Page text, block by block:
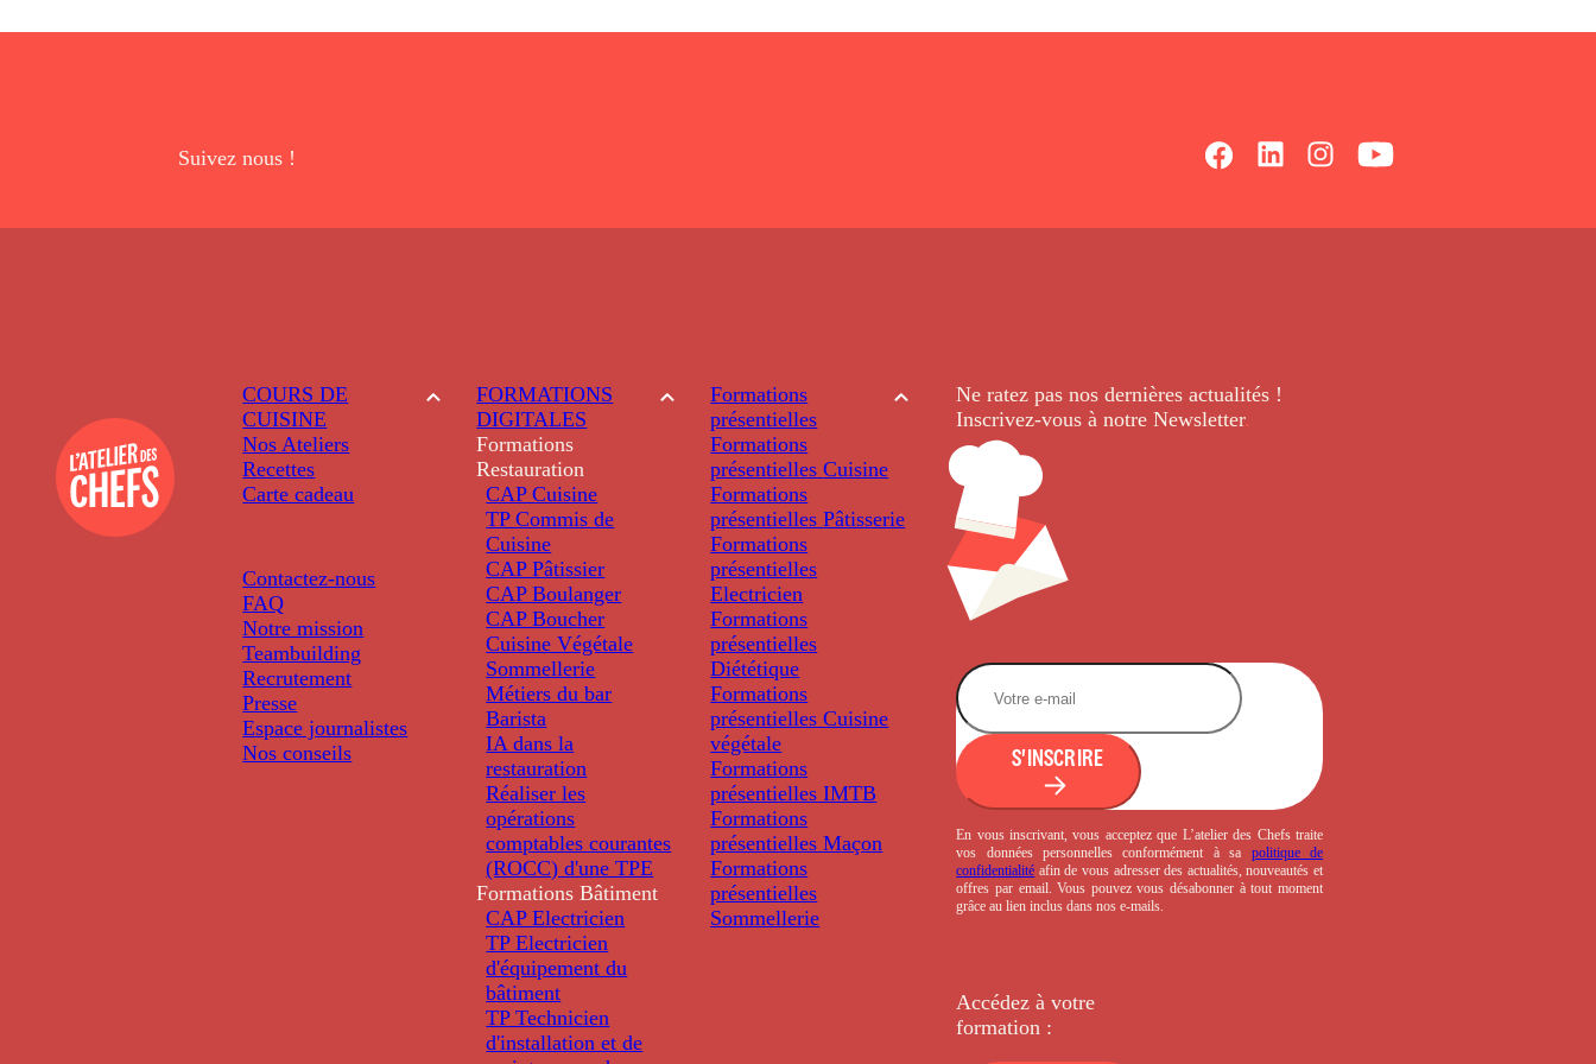
Suivez nous !
COURS DE
CUISINE
Nos Ateliers
Recettes
Carte cadeau
Contactez-nous
FAQ
Notre mission
Teambuilding
Recrutement
Presse
Espace journalistes
Nos conseils
FORMATIONS
DIGITALES
Formations
Restauration
CAP Cuisine
TP Commis de
Cuisine
CAP Pâtissier
CAP Boulanger
CAP Boucher
Cuisine Végétale
Sommellerie
Métiers du bar
Barista
IA dans la
restauration
Réaliser les
opérations
comptables courantes
(ROCC) d'une TPE
Formations Bâtiment
CAP Electricien
TP Electricien
d'équipement du
bâtiment
TP Technicien
d'installation et de
Formations
présentielles
Formations
présentielles Cuisine
Formations
présentielles Pâtisserie
Formations
présentielles
Electricien
Formations
présentielles
Diététique
Formations
présentielles Cuisine
végétale
Formations
présentielles IMTB
Formations
présentielles Maçon
Formations
présentielles
Sommellerie
Ne ratez pas nos dernièresactualités !
Inscrivez-vous à notre Newsletter.
S'INSCRIRE
En vous inscrivant, vous acceptez que L’atelier des Chefs traite
vos données personnelles conformément à sa politique de
confidentialité afin de vous adresser des actualités, nouveautés et
offres par email. Vous pouvez vous désabonner à tout moment
grâce au lien inclus dans nos e-mails.
Accédez à votre
formation :